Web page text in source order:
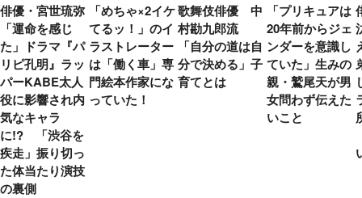
俳優・宮世琉弥
「運命を感じ
た」ドラマ『パ
リピ孔明』ラッ
パーKABE太人
役に影響され内
気なキャラ
に!? 「渋谷を
疾走」振り切っ
た体当たり演技
の裏側
「めちゃ×2イケ
てるッ！」のイ
ラストレーター
は「働く車」専
門絵本作家にな
っていた！
歌舞伎俳優 中
村勘九郎流
「自分の道は自
分で決める」子
育てとは
「プリキュアは
20年前からジェ
ンダーを意識し
ていた」生みの
親・鷲尾天が男
女問わず伝えた
いこと